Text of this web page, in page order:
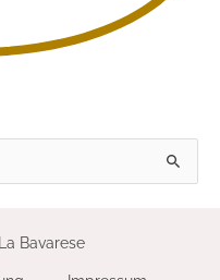
Bavarese